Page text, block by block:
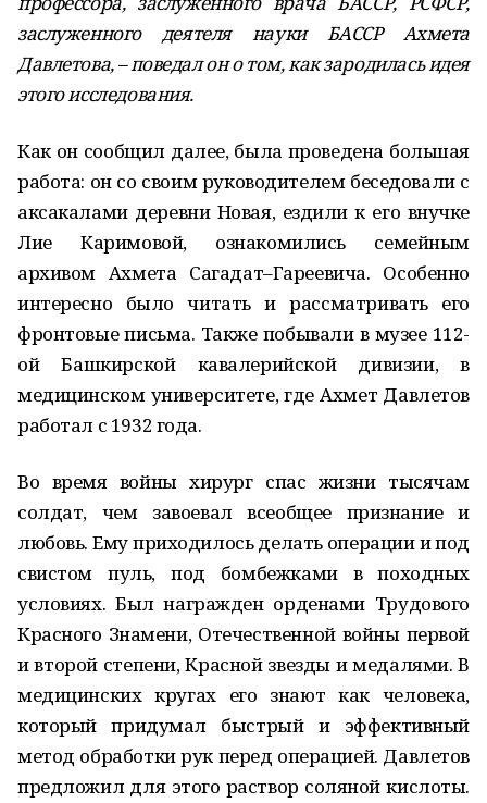
заслуженного деятеля науки БАССР Ахмета
Давлетова, – поведал он о том, как зародилась идея
этого исследования.
Как он сообщил далее, была проведена большая
работа: он со своим руководителем беседовали с
аксакалами деревни Новая, ездили к его внучке
Лие Каримовой, ознакомились семейным
архивом Ахмета Сагадат–Гареевича. Особенно
интересно было читать и рассматривать его
фронтовые письма. Также побывали в музее 112-
ой Башкирской кавалерийской дивизии, в
медицинском университете, где Ахмет Давлетов
работал с 1932 года.
Во время войны хирург спас жизни тысячам
солдат, чем завоевал всеобщее признание и
любовь. Ему приходилось делать операции и под
свистом пуль, под бомбежками в походных
условиях. Был награжден орденами Трудового
Красного Знамени, Отечественной войны первой
и второй степени, Красной звезды и медалями. В
медицинских кругах его знают как человека,
который придумал быстрый и эффективный
метод обработки рук перед операцией. Давлетов
предложил для этого раствор соляной кислоты.